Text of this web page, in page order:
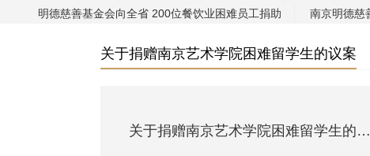
明德慈善基金会向全省 200位餐饮业困难员工捐助
南京明德慈
关于捐赠南京艺术学院困难留学生的议案
关于捐赠南京艺术学院困难留学生的…